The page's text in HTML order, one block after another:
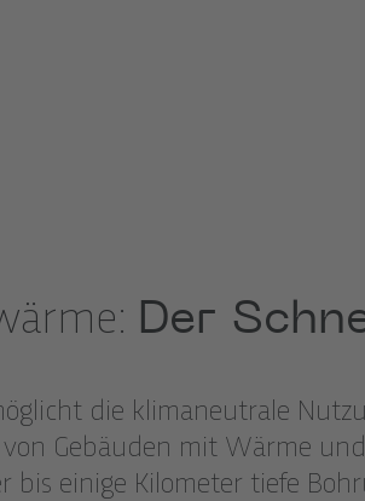
Der
die klimaneutrale
von Gebäuden mit Wärme
bis einige Kilometer tiefe